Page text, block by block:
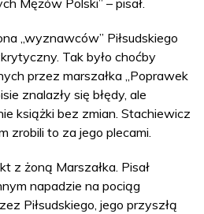
„wyznawców” Piłsudskiego
Tak było choćby
przez marszałka „Poprawek
znalazły się błędy, ale
książki bez zmian. Stachiewicz
zrobili to za jego plecami.
z żoną Marszałka. Pisał
napadzie na pociąg
Piłsudskiego, jego przyszłą